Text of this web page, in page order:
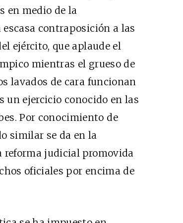
en medio de la
contraposición a las
ejército, que aplaude el
mientras el grueso de
lavados de cara funcionan
un ejercicio conocido en las
Por conocimiento de
similar se da en la
reforma judicial promovida
oficiales por encima de